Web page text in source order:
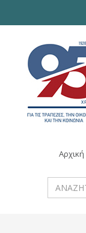
Αρχική